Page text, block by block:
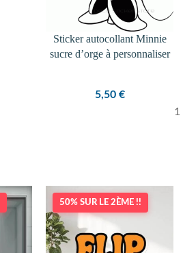
Sticker autocollant Minnie
sucre d’orge à personnaliser
5,50 €
1
50% SUR LE 2ÈME !!